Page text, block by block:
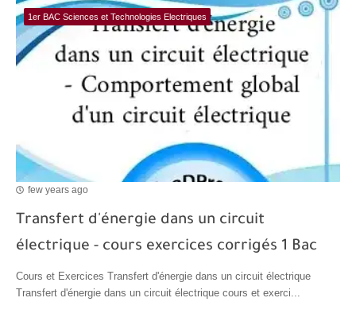
1er BAC Sciences et Technologies Electriques
few years ago
Transfert d'énergie dans un circuit
électrique - cours exercices corrigés 1 Bac
Cours et Exercices Transfert d'énergie dans un circuit électrique
Transfert d'énergie dans un circuit électrique cours et exerci...